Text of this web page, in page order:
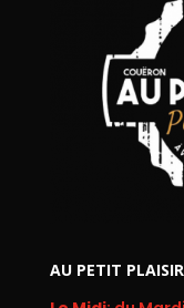
AU PETIT PLAISIR